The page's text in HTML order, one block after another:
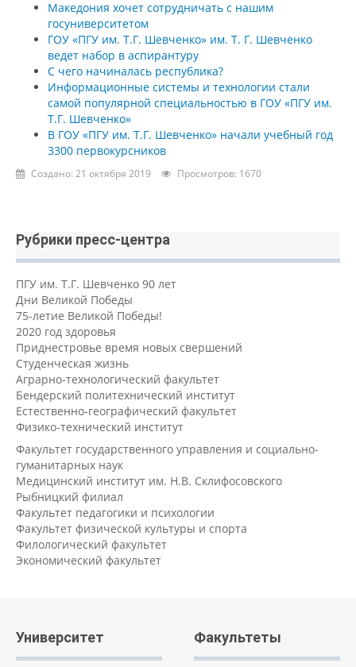
Македония хочет сотрудничать с нашим
госуниверситетом
ГОУ «ПГУ им. Т.Г. Шевченко» им. Т. Г. Шевченко
ведет набор в аспирантуру
С чего начиналась республика?
Информационные системы и технологии стали
самой популярной специальностью в ГОУ «ПГУ им.
Т.Г. Шевченко»
В ГОУ «ПГУ им. Т.Г. Шевченко» начали учебный год
3300 первокурсников
Создано: 21 октября 2019 Просмотров: 1670
Рубрики пресс-центра
ПГУ им. Т.Г. Шевченко 90 лет
Дни Великой Победы
75-летие Великой Победы!
2020 год здоровья
Приднестровье время новых свершений
Студенческая жизнь
Аграрно-технологический факультет
Бендерский политехнический институт
Естественно-географический факультет
Физико-технический институт
Факультет государственного управления и социально-
гуманитарных наук
Медицинский институт им. Н.В. Склифосовского
Рыбницкий филиал
Факультет педагогики и психологии
Факультет физической культуры и спорта
Филологический факультет
Экономический факультет
Университет Факультеты